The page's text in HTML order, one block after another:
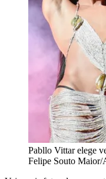
Pabllo Vittar elege
Felipe Souto Maior/